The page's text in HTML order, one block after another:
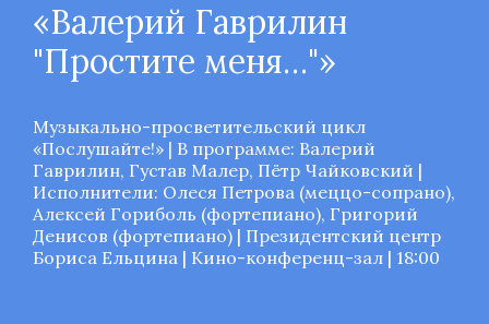
«Валерий Гаврилин
"Простите меня…"»
Музыкально-просветительский цикл
«Послушайте!» | В программе: Валерий
Гаврилин, Густав Малер, Пётр Чайковский |
Исполнители: Олеся Петрова (меццо-сопрано),
Алексей Гориболь (фортепиано), Григорий
Денисов (фортепиано) | Президентский центр
Бориса Ельцина | Кино-конференц-зал | 18:00